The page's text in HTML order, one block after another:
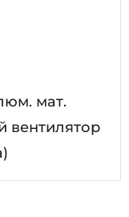
мат.
вентилятор